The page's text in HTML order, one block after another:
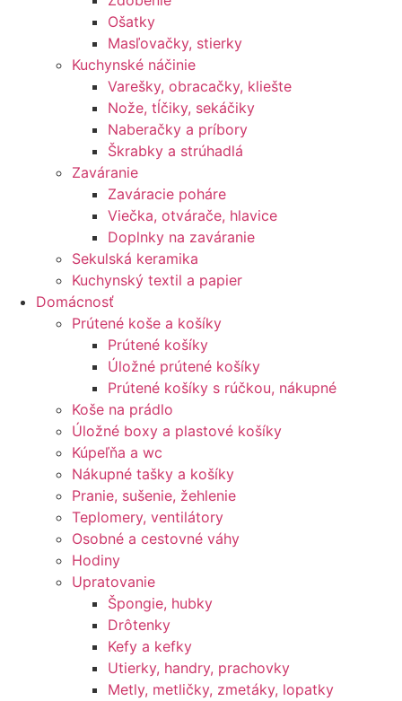
Ošatky
Masľovačky, stierky
Kuchynské náčinie
Varešky, obracačky, kliešte
Nože, tĺčiky, sekáčiky
Naberačky a príbory
Škrabky a strúhadlá
Zaváranie
Zaváracie poháre
Viečka, otvárače, hlavice
Doplnky na zaváranie
Sekulská keramika
Kuchynský textil a papier
Domácnosť
Prútené koše a košíky
Prútené košíky
Úložné prútené košíky
Prútené košíky s rúčkou, nákupné
Koše na prádlo
Úložné boxy a plastové košíky
Kúpeľňa a wc
Nákupné tašky a košíky
Pranie, sušenie, žehlenie
Teplomery, ventilátory
Osobné a cestovné váhy
Hodiny
Upratovanie
Špongie, hubky
Drôtenky
Kefy a kefky
Utierky, handry, prachovky
Metly, metličky, zmetáky, lopatky